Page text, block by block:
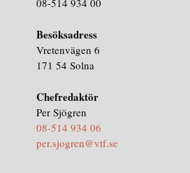
Besöksadress
Vretenvägen 6
171 54 Solna
Chefredaktör
Per Sjögren
08-514 934 06
per.sjogren@vtf.se